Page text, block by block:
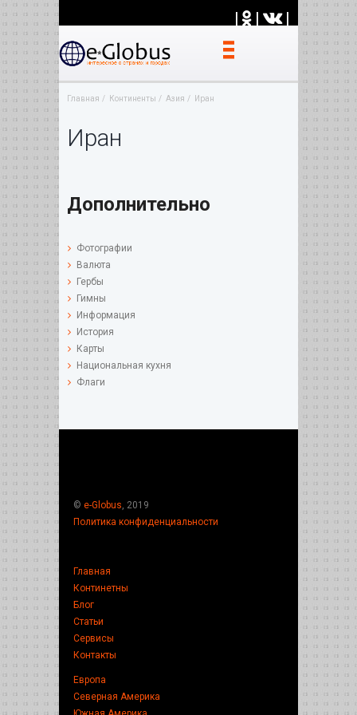
| | |
Главная Континенты Азия Иран
Иран
Дополнительно
Фотографии
Валюта
Гербы
Гимны
Информация
История
Карты
Национальная кухня
Флаги
© e-Globus , 2019
Политика конфиденциальности
Главная
Континетны
Блог
Статьи
Сервисы
Контакты
Европа
Северная Америка